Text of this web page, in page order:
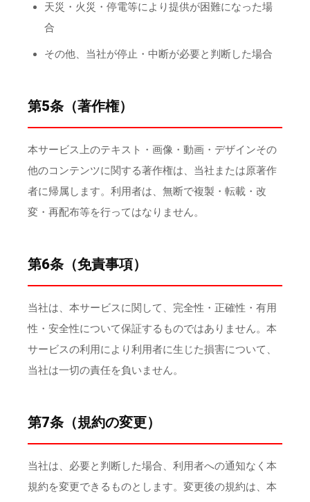
天災・火災・停電等により提供が困難になった場
合
その他、当社が停止・中断が必要と判断した場合
第5条（著作権）
本サービス上のテキスト・画像・動画・デザインその
他のコンテンツに関する著作権は、当社または原著作
者に帰属します。利用者は、無断で複製・転載・改
変・再配布等を行ってはなりません。
第6条（免責事項）
当社は、本サービスに関して、完全性・正確性・有用
性・安全性について保証するものではありません。本
サービスの利用により利用者に生じた損害について、
当社は一切の責任を負いません。
第7条（規約の変更）
当社は、必要と判断した場合、利用者への通知なく本
規約を変更できるものとします。変更後の規約は、本